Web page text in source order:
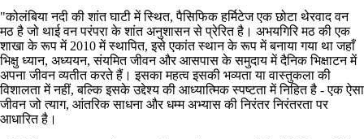
"कोलंबिया नदी की शांत घाटी में स्थित, पैसिफिक हर्मिटेज एक छोटा थेरवाद वन
मठ है जो थाई वन परंपरा के शांत अनुशासन से प्रेरित है। अभयगिरि मठ की एक
शाखा के रूप में 2010 में स्थापित, इसे एकांत स्थान के रूप में बनाया गया था जहाँ
भिक्षु ध्यान, अध्ययन, संयमित जीवन और आसपास के समुदाय में दैनिक भिक्षाटन में
अपना जीवन व्यतीत करते हैं। इसका महत्व इसकी भव्यता या वास्तुकला की
विशालता में नहीं, बल्कि इसके उद्देश्य की आध्यात्मिक स्पष्टता में निहित है - एक ऐसा
जीवन जो त्याग, आंतरिक साधना और धम्म अभ्यास की निरंतर निरंतरता पर
आधारित है।